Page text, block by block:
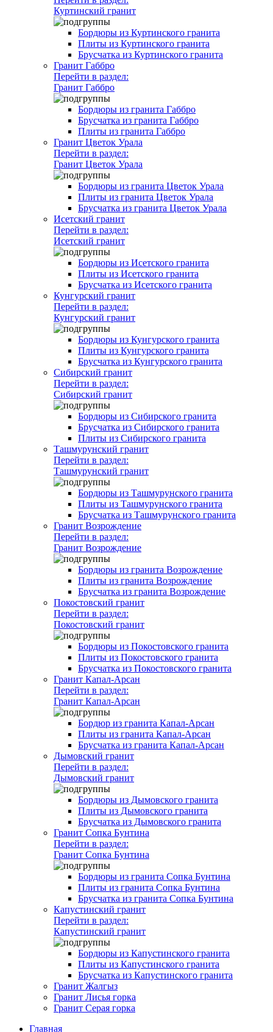
Куртинский гранит
Бордюры из Куртинского гранита
Плиты из Куртинского гранита
Брусчатка из Куртинского гранита
Гранит Габбро
Перейти в раздел:
Гранит Габбро
Бордюры из гранита Габбро
Брусчатка из гранита Габбро
Плиты из гранита Габбро
Гранит Цветок Урала
Перейти в раздел:
Гранит Цветок Урала
Бордюры из гранита Цветок Урала
Плиты из гранита Цветок Урала
Брусчатка из гранита Цветок Урала
Исетский гранит
Перейти в раздел:
Исетский гранит
Бордюры из Исетского гранита
Плиты из Исетского гранита
Брусчатка из Исетского гранита
Кунгурский гранит
Перейти в раздел:
Кунгурский гранит
Бордюры из Кунгурского гранита
Плиты из Кунгурского гранита
Брусчатка из Кунгурского гранита
Сибирский гранит
Перейти в раздел:
Сибирский гранит
Бордюры из Сибирского гранита
Брусчатка из Сибирского гранита
Плиты из Сибирского гранита
Ташмурунский гранит
Перейти в раздел:
Ташмурунский гранит
Бордюры из Ташмурунского гранита
Плиты из Ташмурунского гранита
Брусчатка из Ташмурунского гранита
Гранит Возрождение
Перейти в раздел:
Гранит Возрождение
Бордюры из гранита Возрождение
Плиты из гранита Возрождение
Брусчатка из гранита Возрождение
Покостовский гранит
Перейти в раздел:
Покостовский гранит
Бордюры из Покостовского гранита
Плиты из Покостовского гранита
Брусчатка из Покостовского гранита
Гранит Капал-Арсан
Перейти в раздел:
Гранит Капал-Арсан
Бордюр из гранита Капал-Арсан
Плиты из гранита Капал-Арсан
Брусчатка из гранита Капал-Арсан
Дымовский гранит
Перейти в раздел:
Дымовский гранит
Бордюры из Дымовского гранита
Плиты из Дымовского гранита
Брусчатка из Дымовского гранита
Гранит Сопка Бунтина
Перейти в раздел:
Гранит Сопка Бунтина
Бордюры из гранита Сопка Бунтина
Плиты из гранита Сопка Бунтина
Брусчатка из гранита Сопка Бунтина
Капустинский гранит
Перейти в раздел:
Капустинский гранит
Бордюры из Капустинского гранита
Плиты из Капустинского гранита
Брусчатка из Капустинского гранита
Гранит Жалгыз
Гранит Лисья горка
Гранит Серая горка
Главная